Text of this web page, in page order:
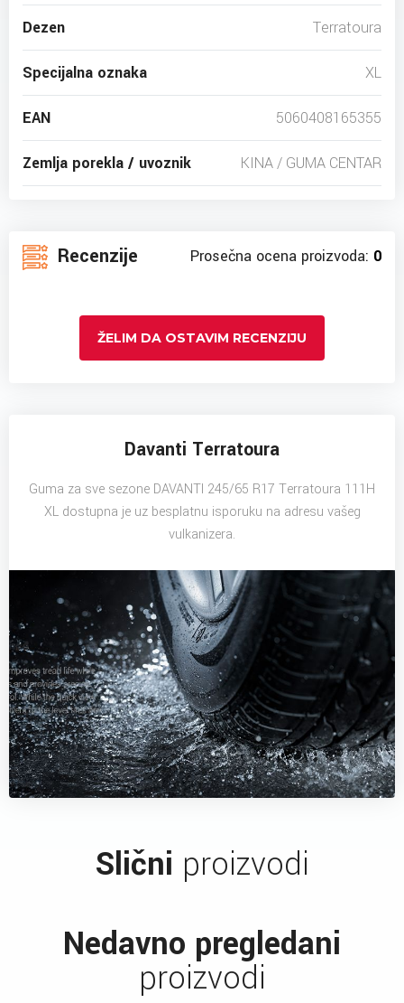
Dezen Terratoura
Specijalna oznaka XL
EAN 5060408165355
Zemlja porekla / uvoznik KINA / GUMA CENTAR
Recenzije Prosečna ocena proizvoda: 0
ŽELIM DA OSTAVIM RECENZIJU
Davanti Terratoura
Guma za sve sezone DAVANTI 245/65 R17 Terratoura 111H
XL dostupna je uz besplatnu isporuku na adresu vašeg
vulkanizera.
Slični proizvodi
Nedavno pregledani
proizvodi